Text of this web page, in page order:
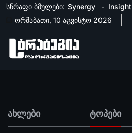
სწრაფი ბმულები: Synergy
Insight
ორშაბათი, 10 აგვისტო 2026
ახლები ტოპები